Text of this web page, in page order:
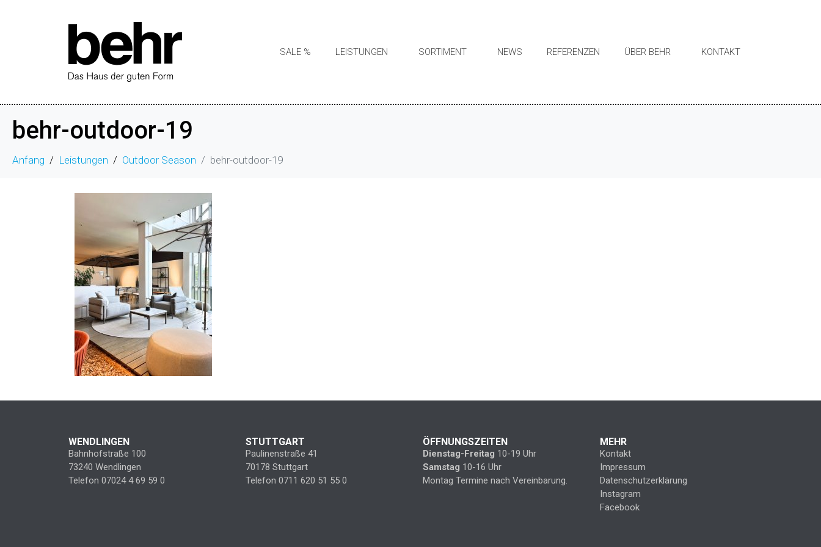
SALE % LEISTUNGEN SORTIMENT NEWS REFERENZEN ÜBER BEHR KONTAKT
behr-outdoor-19
Anfang Leistungen Outdoor Season behr-outdoor-19
WENDLINGEN
Bahnhofstraße 100
73240 Wendlingen
Telefon 07024 4 69 59 0
STUTTGART
Paulinenstraße 41
70178 Stuttgart
Telefon 0711 620 51 55 0
ÖFFNUNGSZEITEN
Dienstag-Freitag 10-19 Uhr
Samstag 10-16 Uhr
Montag Termine nach Vereinbarung.
MEHR
Kontakt
Impressum
Datenschutzerklärung
Instagram
Facebook